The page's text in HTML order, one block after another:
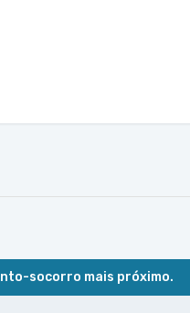
socorro mais próximo.